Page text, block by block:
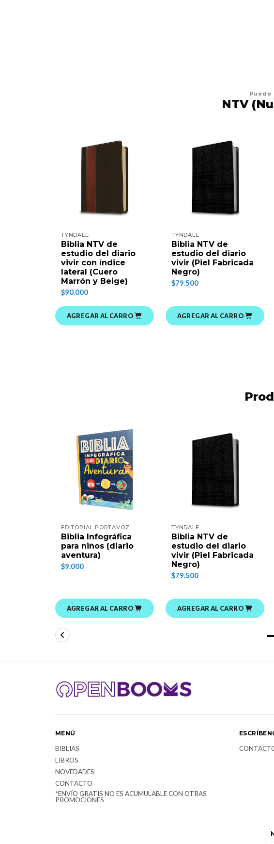
NTV
TYNDALE
Biblia NTV de
estudio del diario
vivir con índice
lateral (Cuero
Marrón y Beige)
$90.000
AGREGAR AL CARRO
TYNDALE
Biblia NTV de
estudio del diario
vivir (Piel Fabricada
Negro)
$79.500
AGREGAR AL CARRO
EDITORIAL PORTAVOZ
Biblia Infográfica
para niños (diario
aventura)
$9.000
AGREGAR AL CARRO
TYNDALE
Biblia NTV de
estudio del diario
vivir (Piel Fabricada
Negro)
$79.500
AGREGAR AL CARRO
MENÚ
BIBLIAS
LIBROS
NOVEDADES
CONTACTO
*ENVÍO GRATIS NO ES ACUMULABLE CON OTRAS
PROMOCIONES